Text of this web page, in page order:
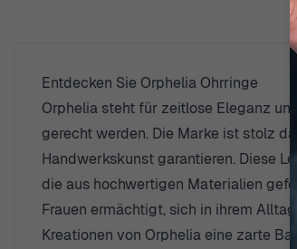
Entdecken Sie Orphelia Ohrringe
Orphelia steht für zeitlose Eleganz
gerecht werden. Die Marke ist stolz
Handwerkskunst garantieren. Diese
die aus hochwertigen Materialien
Frauen ermächtigt, sich in ihrem
Kreationen von Orphelia eine zarte